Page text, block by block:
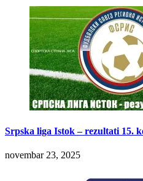
Srpska liga Istok – rezultati 15.
novembar 23, 2025